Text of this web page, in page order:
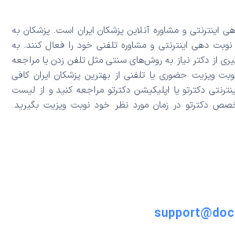
اینترنتی و مشاوره آنلاین پزشکان ایران است. پزشکان به
نوبت دهی اینترنتی و مشاوره تلفنی خود را فعال کنند. به
از دکتر نیاز به روش‌های سنتی مثل تلفن زدن یا مراجعه
ویزیت حضوری یا تلفنی از بهترین پزشکان ایران کافی
دکترتو یا اپلیکیشن دکترتو مراجعه کنید و از لیست
دکترتو در زمان مورد نظر خود نوبت ویزیت بگیرید.